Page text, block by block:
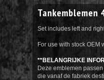
Tankemblemen
Set includes left and
For use with stock OEM
**BELANGRIJKE
Deze emblemen
die vanaf de fabriek